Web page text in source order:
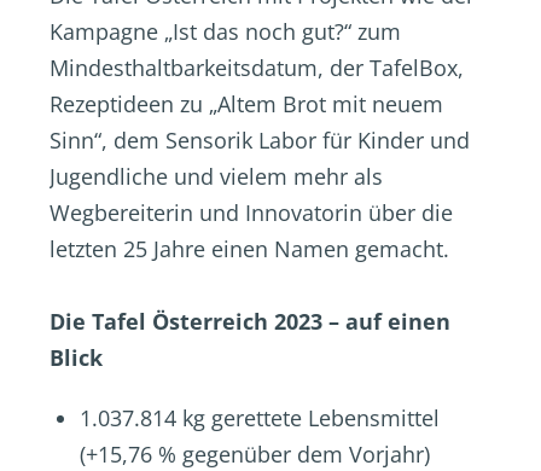
Kampagne „Ist das noch gut?“ zum
Mindesthaltbarkeitsdatum, der TafelBox,
Rezeptideen zu „Altem Brot mit neuem
Sinn“, dem Sensorik Labor für Kinder und
Jugendliche und vielem mehr als
Wegbereiterin und Innovatorin über die
letzten 25 Jahre einen Namen gemacht.
Die Tafel Österreich 2023 – auf einen
Blick
1.037.814 kg gerettete Lebensmittel
(+15,76 % gegenüber dem Vorjahr)